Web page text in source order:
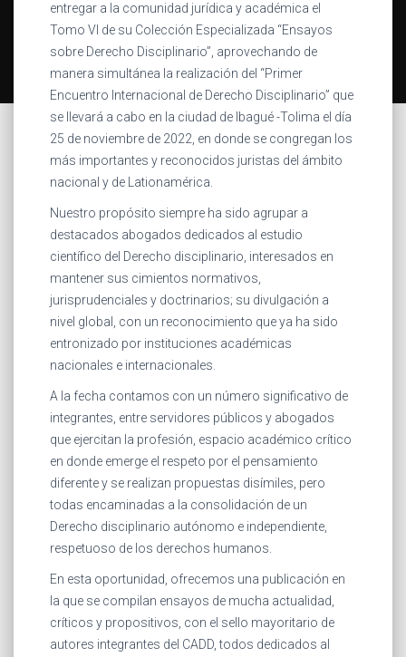
entregar a la comunidad jurídica y académica el
Tomo VI de su Colección Especializada “Ensayos
sobre Derecho Disciplinario”, aprovechando de
manera simultánea la realización del “Primer
Encuentro Internacional de Derecho Disciplinario” que
se llevará a cabo en la ciudad de Ibagué -Tolima el día
25 de noviembre de 2022, en donde se congregan los
más importantes y reconocidos juristas del ámbito
nacional y de Lationamérica.
Nuestro propósito siempre ha sido agrupar a
destacados abogados dedicados al estudio
científico del Derecho disciplinario, interesados en
mantener sus cimientos normativos,
jurisprudenciales y doctrinarios; su divulgación a
nivel global, con un reconocimiento que ya ha sido
entronizado por instituciones académicas
nacionales e internacionales.
A la fecha contamos con un número significativo de
integrantes, entre servidores públicos y abogados
que ejercitan la profesión, espacio académico crítico
en donde emerge el respeto por el pensamiento
diferente y se realizan propuestas disímiles, pero
todas encaminadas a la consolidación de un
Derecho disciplinario autónomo e independiente,
respetuoso de los derechos humanos.
En esta oportunidad, ofrecemos una publicación en
la que se compilan ensayos de mucha actualidad,
críticos y propositivos, con el sello mayoritario de
autores integrantes del CADD, todos dedicados al